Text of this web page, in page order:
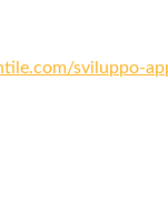
sviluppo-